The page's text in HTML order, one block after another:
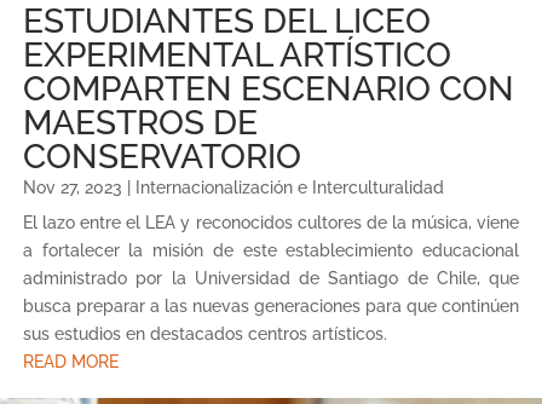
ESTUDIANTES DEL LICEO
EXPERIMENTAL ARTÍSTICO
COMPARTEN ESCENARIO CON
MAESTROS DE
CONSERVATORIO
Nov 27, 2023
Internacionalización e Interculturalidad
El lazo entre el LEA y reconocidos cultores de la música, viene
a fortalecer la misión de este establecimiento educacional
administrado por la Universidad de Santiago de Chile, que
busca preparar a las nuevas generaciones para que continúen
sus estudios en destacados centros artísticos.
READ MORE